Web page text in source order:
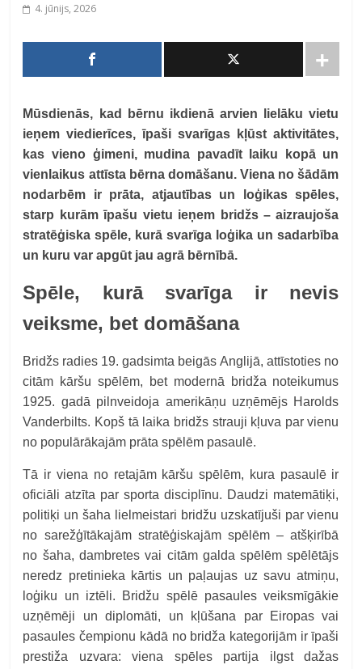
4. jūnijs, 2026
Mūsdienās, kad bērnu ikdienā arvien lielāku vietu
ieņem viedierīces, īpaši svarīgas kļūst aktivitātes,
kas vieno ģimeni, mudina pavadīt laiku kopā un
vienlaikus attīsta bērna domāšanu. Viena no šādām
nodarbēm ir prāta, atjautības un loģikas spēles,
starp kurām īpašu vietu ieņem bridžs – aizraujoša
stratēģiska spēle, kurā svarīga loģika un sadarbība
un kuru var apgūt jau agrā bērnībā.
Spēle, kurā svarīga ir nevis
veiksme, bet domāšana
Bridžs radies 19. gadsimta beigās Anglijā, attīstoties no
citām kāršu spēlēm, bet modernā bridža noteikumus
1925. gadā pilnveidoja amerikāņu uzņēmējs Harolds
Vanderbilts. Kopš tā laika bridžs strauji kļuva par vienu
no populārākajām prāta spēlēm pasaulē.
Tā ir viena no retajām kāršu spēlēm, kura pasaulē ir
oficiāli atzīta par sporta disciplīnu. Daudzi matemātiķi,
politiķi un šaha lielmeistari bridžu uzskatījuši par vienu
no sarežģītākajām stratēģiskajām spēlēm – atšķirībā
no šaha, dambretes vai citām galda spēlēm spēlētājs
neredz pretinieka kārtis un paļaujas uz savu atmiņu,
loģiku un iztēli. Bridžu spēlē pasaules veiksmīgākie
uzņēmēji un diplomāti, un kļūšana par Eiropas vai
pasaules čempionu kādā no bridža kategorijām ir īpaši
prestiža uzvara: viena spēles partija ilgst dažas